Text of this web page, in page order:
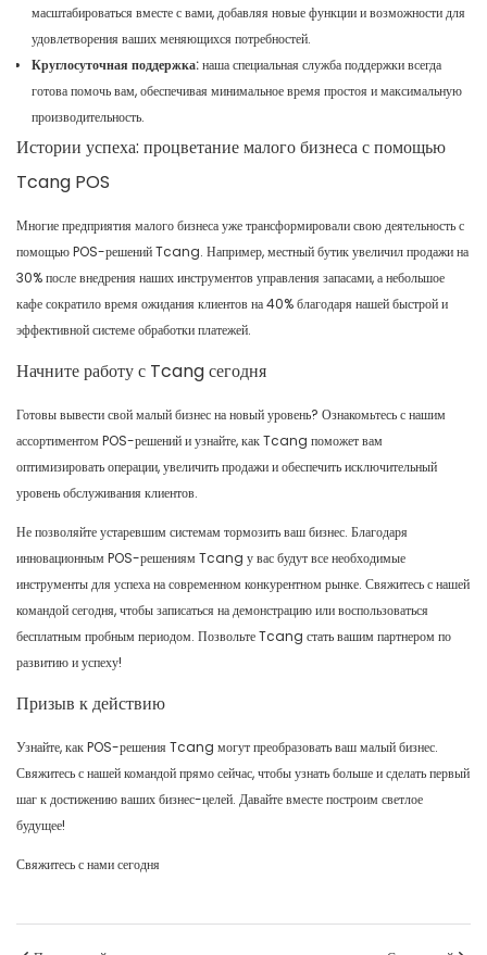
масштабироваться вместе с вами, добавляя новые функции и возможности для
удовлетворения ваших меняющихся потребностей.
Круглосуточная поддержка:наша специальная служба поддержки всегда
готова помочь вам, обеспечивая минимальное время простоя и максимальную
производительность.
Истории успеха: процветание малого бизнеса с помощью
Tcang POS
Многие предприятия малого бизнеса уже трансформировали свою деятельность с
помощью POS-решений Tcang. Например, местный бутик увеличил продажи на
30% после внедрения наших инструментов управления запасами, а небольшое
кафе сократило время ожидания клиентов на 40% благодаря нашей быстрой и
эффективной системе обработки платежей.
Начните работу с Tcang сегодня
Готовы вывести свой малый бизнес на новый уровень? Ознакомьтесь с нашим
ассортиментом POS-решений и узнайте, как Tcang поможет вам
оптимизировать операции, увеличить продажи и обеспечить исключительный
уровень обслуживания клиентов.
Не позволяйте устаревшим системам тормозить ваш бизнес. Благодаря
инновационным POS-решениям Tcang у вас будут все необходимые
инструменты для успеха на современном конкурентном рынке. Свяжитесь с нашей
командой сегодня, чтобы записаться на демонстрацию или воспользоваться
бесплатным пробным периодом. Позвольте Tcang стать вашим партнером по
развитию и успеху!
Призыв к действию
Узнайте, как POS-решения Tcang могут преобразовать ваш малый бизнес.
Свяжитесь с нашей командой прямо сейчас, чтобы узнать больше и сделать первый
шаг к достижению ваших бизнес-целей. Давайте вместе построим светлое
будущее!
Свяжитесь с нами сегодня